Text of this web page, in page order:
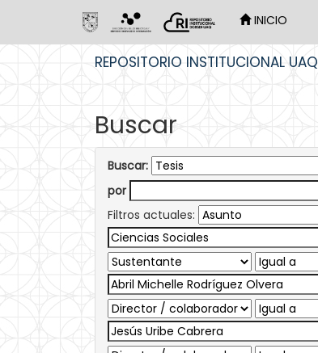
INICIO
REPOSITORIO INSTITUCIONAL UAQ
Buscar
Buscar:
por
Filtros actuales: